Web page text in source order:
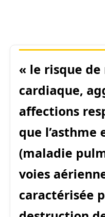
« le risque
cardiaque,
affections
que l’asthme
(maladie
voies
caractérisée